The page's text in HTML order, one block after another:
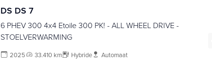
DS DS 7
6 PHEV 300 4x4 Etoile 300 PK! - ALL WHEEL DRIVE -
STOELVERWARMING
2025 33.410 km Hybride Automaat